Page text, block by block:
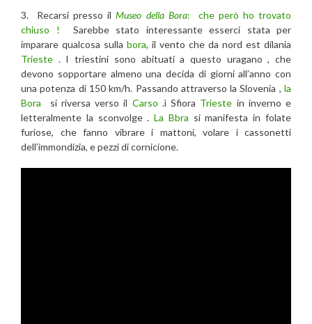
3. Recarsi presso ilMuseo della Bora: che però ho trovato
chiuso ! Sarebbe stato interessante esserci stata per
imparare qualcosa sulla bora, il vento che da nord est dilania
Trieste . I triestini sono abituati a questo uragano , che
devono sopportare almeno una decida di giorni all’anno con
una potenza di 150 km/h. Passando attraverso la Slovenia , la
Bora si riversa verso il Carso .ì Sfiora Trieste in inverno e
letteralmente la sconvolge .La Bbra si manifesta in folate
furiose, che fanno vibrare i mattoni, volare i cassonetti
dell’immondizia, e pezzi di cornicione.